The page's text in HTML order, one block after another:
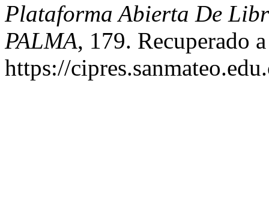
Plataforma Abierta De
PALMA, 179. Recuperado
https://